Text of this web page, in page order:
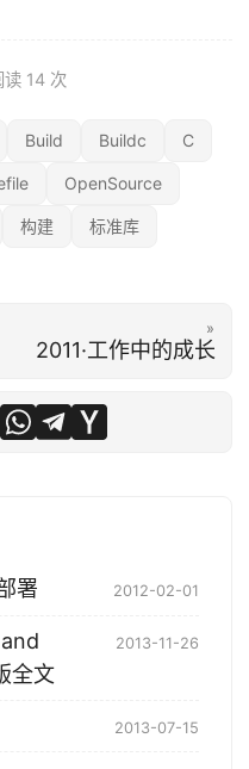
读 14 次
Build Buildc C
OpenSource
构建 标准库
»
2011·工作中的成长
署 2012-02-01
全文
2013-11-26
2013-07-15